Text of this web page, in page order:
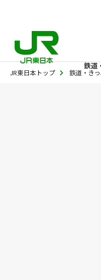
鉄道
JR東日本トップ 鉄道・き